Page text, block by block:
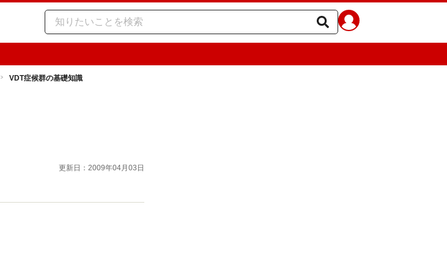
VDT症候群の基礎知識
更新日：2009年04月03日